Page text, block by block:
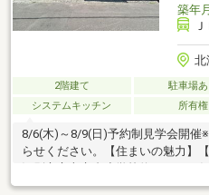
築年月
北
2階建て 駐車場あ
システムキッチン
所有権
8/6(木)～8/9(日)予約制見学会開催
らせください。【住まいの魅力】
ｍ、コンビニまで約1700ｍと生活